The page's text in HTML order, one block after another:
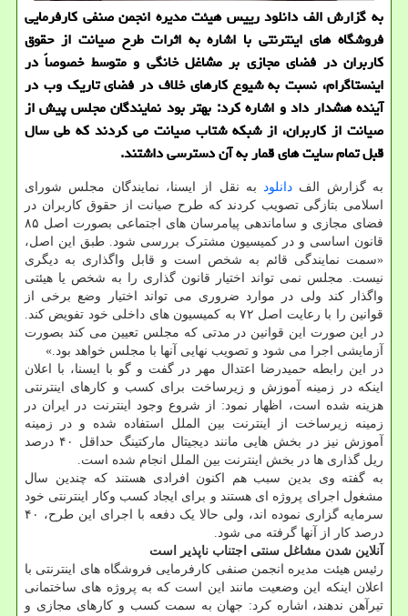
به گزارش الف دانلود رییس هیئت مدیره انجمن صنفی کارفرمایی
فروشگاه های اینترنتی با اشاره به اثرات طرح صیانت از حقوق
کاربران در فضای مجازی بر مشاغل خانگی و متوسط خصوصاً در
اینستاگرام، نسبت به شیوع کارهای خلاف در فضای تاریک وب در
آینده هشدار داد و اشاره کرد: بهتر بود نمایندگان مجلس پیش از
صیانت از کاربران، از شبکه شتاب صیانت می کردند که طی سال
قبل تمام سایت های قمار به آن دسترسی داشتند.
به گزارش الف دانلودبه نقل از ایسنا، نمایندگان مجلس شورای
اسلامی بتازگی تصویب کردند که طرح صیانت از حقوق کاربران در
فضای مجازی و ساماندهی پیامرسان های اجتماعی بصورت اصل ۸۵
قانون اساسی و در کمیسیون مشترک بررسی شود. طبق این اصل،
«سمت نمایندگی قائم به شخص است و قابل واگذاری به دیگری
نیست. مجلس نمی تواند اختیار قانون گذاری را به شخص یا هیئتی
واگذار کند ولی در موارد ضروری می تواند اختیار وضع برخی از
قوانین را با رعایت اصل ۷۲ به کمیسیون های داخلی خود تفویض کند.
در این صورت این قوانین در مدتی که مجلس تعیین می کند بصورت
آزمایشی اجرا می شود و تصویب نهایی آنها با مجلس خواهد بود.»
در این رابطه حمیدرضا اعتدال مهر در گفت و گو با ایسنا، با اعلان
اینکه در زمینه آموزش و زیرساخت برای کسب و کارهای اینترنتی
هزینه شده است، اظهار نمود: از شروع وجود اینترنت در ایران در
زمینه زیرساخت از اینترنت بین الملل استفاده شده و در زمینه
آموزش نیز در بخش هایی مانند دیجیتال مارکتینگ حداقل ۴۰ درصد
ریل گذاری ها در بخش اینترنت بین الملل انجام شده است.
به گفته وی بدین سبب هم اکنون افرادی هستند که چندین سال
مشغول اجرای پروژه ای هستند و برای ایجاد کسب وکار اینترنتی خود
سرمایه گزاری نموده اند، ولی حالا یک دفعه با اجرای این طرح، ۴۰
درصد کار از آنها گرفته می شود.
آنلاین شدن مشاغل سنتی اجتناب ناپذیر است
رئیس هیئت مدیره انجمن صنفی کارفرمایی فروشگاه های اینترنتی با
اعلان اینکه این وضعیت مانند این است که به پروژه های ساختمانی
تیرآهن ندهند، اشاره کرد: جهان به سمت کسب و کارهای مجازی و